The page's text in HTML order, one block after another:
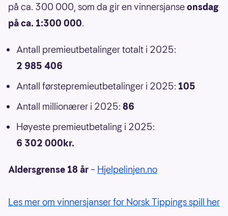
på ca. 300 000, som da gir en vinnersjanseonsdag
på ca. 1:300 000.
Antall premieutbetalinger totalt i 2025:
2 985 406
Antall førstepremieutbetalinger i 2025: 105
Antall millionærer i 2025: 86
Høyeste premieutbetaling i 2025:
6 302 000kr.
Aldersgrense 18 år – Hjelpelinjen.no
Les mer om vinnersjanser for Norsk Tippings spill her